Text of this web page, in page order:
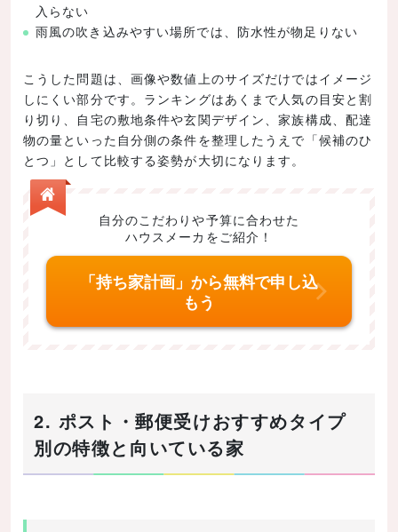
入らない
雨風の吹き込みやすい場所では、防水性が物足りない
こうした問題は、画像や数値上のサイズだけではイメージ
しにくい部分です。ランキングはあくまで人気の目安と割
り切り、自宅の敷地条件や玄関デザイン、家族構成、配達
物の量といった自分側の条件を整理したうえで「候補のひ
とつ」として比較する姿勢が大切になります。
自分のこだわりや予算に合わせた
ハウスメーカをご紹介！
「持ち家計画」から無料で申し込
もう
2. ポスト・郵便受けおすすめタイプ
別の特徴と向いている家